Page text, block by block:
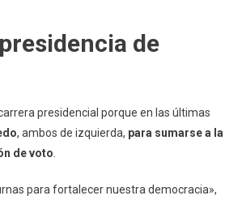
de
presidencial porque en las últimas
, ambos de izquierda, para sumarse a la
de voto
para fortalecer nuestra democracia»,